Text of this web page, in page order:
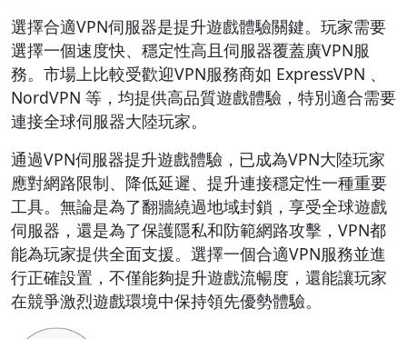
選擇合適VPN伺服器是提升遊戲體驗關鍵。玩家需要
選擇一個速度快、穩定性高且伺服器覆蓋廣VPN服
務。市場上比較受歡迎VPN服務商如 ExpressVPN 、
NordVPN 等，均提供高品質遊戲體驗，特別適合需要
連接全球伺服器大陸玩家。
通過VPN伺服器提升遊戲體驗，已成為VPN大陸玩家
應對網路限制、降低延遲、提升連接穩定性一種重要
工具。無論是為了翻牆繞過地域封鎖，享受全球遊戲
伺服器，還是為了保護隱私和防範網路攻擊，VPN都
能為玩家提供全面支援。選擇一個合適VPN服務並進
行正確設置，不僅能夠提升遊戲流暢度，還能讓玩家
在競爭激烈遊戲環境中保持領先優勢體驗。